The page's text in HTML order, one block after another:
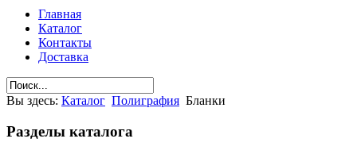
Главная
Каталог
Контакты
Доставка
Вы здесь: Каталог Полиграфия Бланки
Разделы каталога